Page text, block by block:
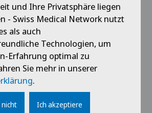
Urologie, Kantonsspital
Urologie, Universitätsklinik
und Ihre Privatsphäre liegen
- Swiss Medical Network nutzt
als auch
Technologien, um
Erfahrung optimal zu
Sie mehr in unserer
.
Ich akzeptiere